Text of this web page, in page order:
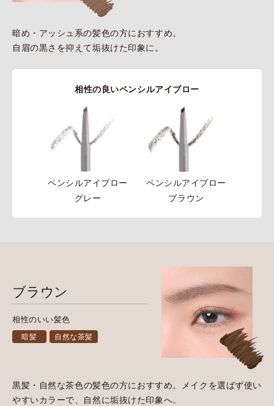
暗め・アッシュ系の髪色の方におすすめ。
自眉の黒さを抑えて垢抜けた印象に。
相性の良いペンシルアイブロー
ペンシルアイブロー
グレー
ペンシルアイブロー
ブラウン
ブラウン
相性のいい髪色
暗髪 自然な茶髪
黒髪・自然な茶色の髪色の方におすすめ。メイクを選ばず使い
やすいカラーで、自然に垢抜けた印象へ。